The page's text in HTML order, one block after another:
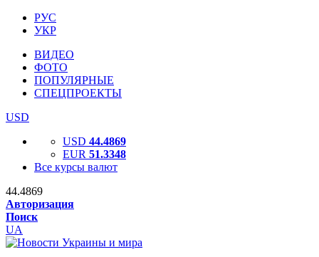
РУС
УКР
ВИДЕО
ФОТО
ПОПУЛЯРНЫЕ
СПЕЦПРОЕКТЫ
USD
USD 44.4869
EUR 51.3348
Все курсы валют
44.4869
Авторизация
Поиск
UA